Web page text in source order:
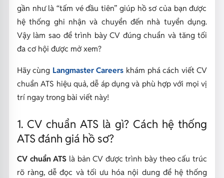
gần như là “tấm vé đầu tiên” giúp hồ sơ của bạn được
hệ thống ghi nhận và chuyển đến nhà tuyển dụng.
Vậy làm sao để trình bày CV đúng chuẩn và tăng tối
đa cơ hội được mở xem?
Hãy cùng Langmaster Careers khám phá cách viết CV
chuẩn ATS hiệu quả, dễ áp dụng và phù hợp với mọi vị
trí ngay trong bài viết này!
1. CV chuẩn ATS là gì? Cách hệ thống
ATS đánh giá hồ sơ?
CV chuẩn ATS là bản CV được trình bày theo cấu trúc
rõ ràng, dễ đọc và tối ưu hóa nội dung để hệ thống